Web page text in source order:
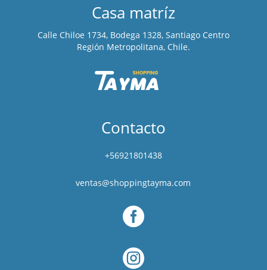
Casa matríz
Calle Chiloe 1734, Bodega 1328, Santiago Centro
Región Metropolitana, Chile.
Contacto
+56921801438
ventas@shoppingtayma.com

